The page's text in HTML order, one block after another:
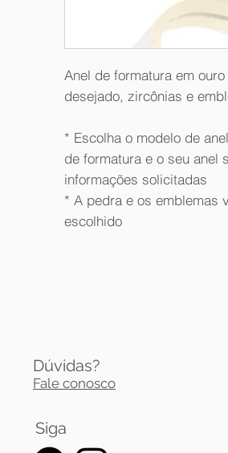
Anel de formatura em
desejado, zircônias e
* Escolha o modelo de
de formatura e o seu anel
informações solicitadas
* A pedra e os emblemas
escolhido
Dúvidas?
Fale conosco
Siga